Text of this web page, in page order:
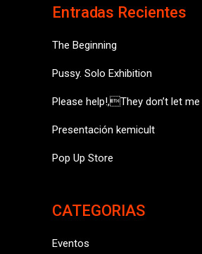
Entradas Recientes
The Beginning
Pussy. Solo Exhibition
Please help!,They don’t let
Presentación kemicult
Pop Up Store
CATEGORIAS
Eventos